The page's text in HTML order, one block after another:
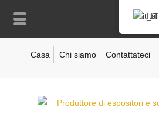
Casa Chi siamo Contattateci